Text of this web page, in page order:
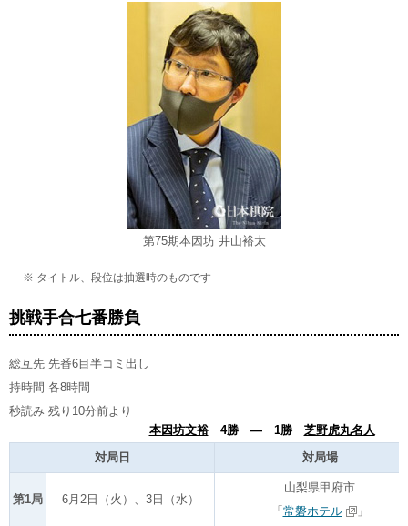
第75期本因坊 井山裕太
※ タイトル、段位は抽選時のものです
挑戦手合七番勝負
総互先 先番6目半コミ出し
持時間 各8時間
秒読み 残り10分前より
本因坊文裕4勝 ― 1勝 芝野虎丸名人
対局日 対局場
第1局 6月2日（火）、3日（水）
山梨県甲府市
「 常磐ホテル 」